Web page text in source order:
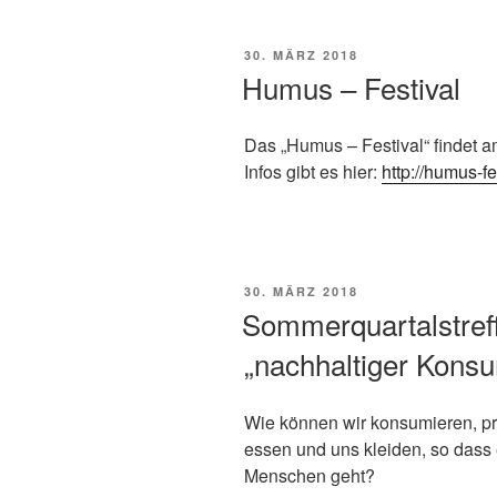
VERÖFFENTLICHT
30. MÄRZ 2018
Humus – Festival
Das „Humus – Festival“ findet
Infos gibt es hier: http://humus-
VERÖFFENTLICHT
30. MÄRZ 2018
„nachhaltiger
Wie können wir konsumieren,
essen und uns kleiden, so
Menschen geht?